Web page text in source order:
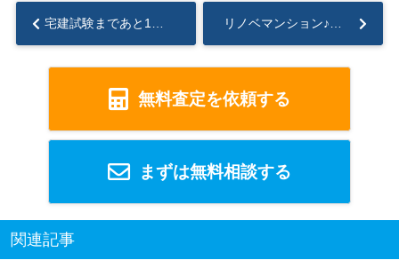
宅建試験まであと1週間 何をするべき？... リノベマンション♪楠葉パークハイツS棟...
無料査定を依頼する
まずは無料相談する
関連記事